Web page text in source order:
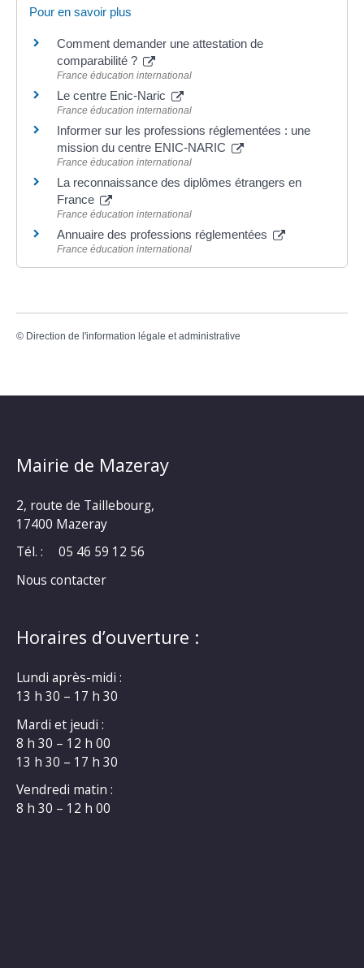
Pour en savoir plus
Comment demander une attestation de
comparabilité ?
France éducation international
Le centre Enic-Naric
France éducation international
Informer sur les professions réglementées : une
mission du centre ENIC-NARIC
France éducation international
La reconnaissance des diplômes étrangers en
France
France éducation international
Annuaire des professions réglementées
France éducation international
© Direction de l'information légale et administrative
Mairie de Mazeray
2, route de Taillebourg,
17400 Mazeray
Tél. :
05 46 59 12 56
Nous contacter
Horaires d’ouverture :
Lundi après-midi :
13 h 30 – 17 h 30
Mardi et jeudi :
8 h 30 – 12 h 00
13 h 30 – 17 h 30
Vendredi matin :
8 h 30 – 12 h 00